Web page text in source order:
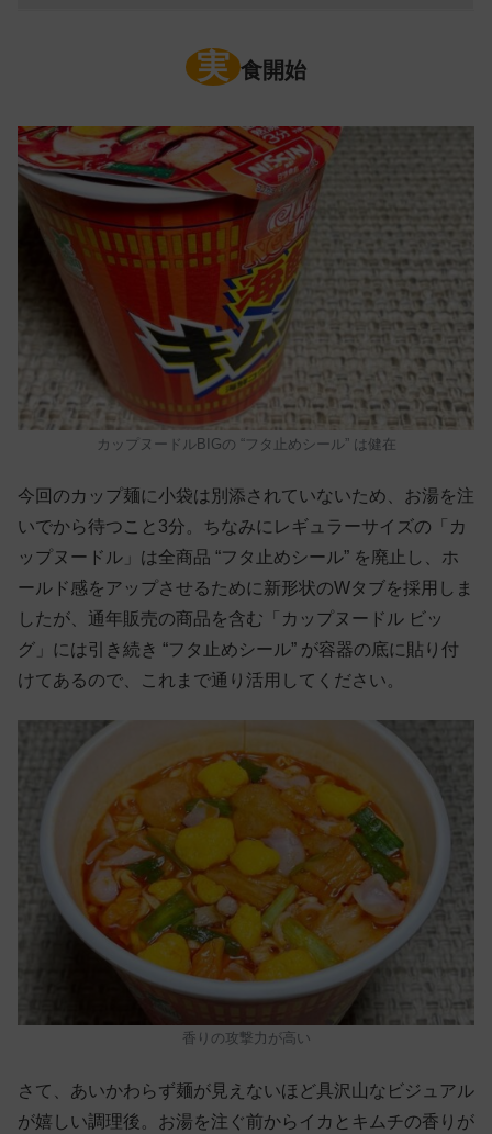
実 食開始
カップヌードルBIGの “フタ止めシール” は健在
今回のカップ麺に小袋は別添されていないため、お湯を注
いでから待つこと3分。ちなみにレギュラーサイズの「カ
ップヌードル」は全商品 “フタ止めシール” を廃止し、ホ
ールド感をアップさせるために新形状のWタブを採用しま
したが、通年販売の商品を含む「カップヌードル ビッ
グ」には引き続き “フタ止めシール” が容器の底に貼り付
けてあるので、これまで通り活用してください。
香りの攻撃力が高い
さて、あいかわらず麺が見えないほど具沢山なビジュアル
が嬉しい調理後。お湯を注ぐ前からイカとキムチの香りが